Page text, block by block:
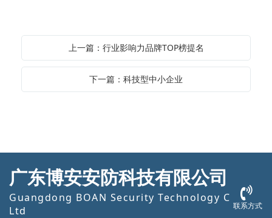
上一篇：行业影响力品牌TOP榜提名
下一篇：科技型中小企业
广东博安安防科技有限公司
Guangdong BOAN Security Technology Co.,
Ltd
联系方式